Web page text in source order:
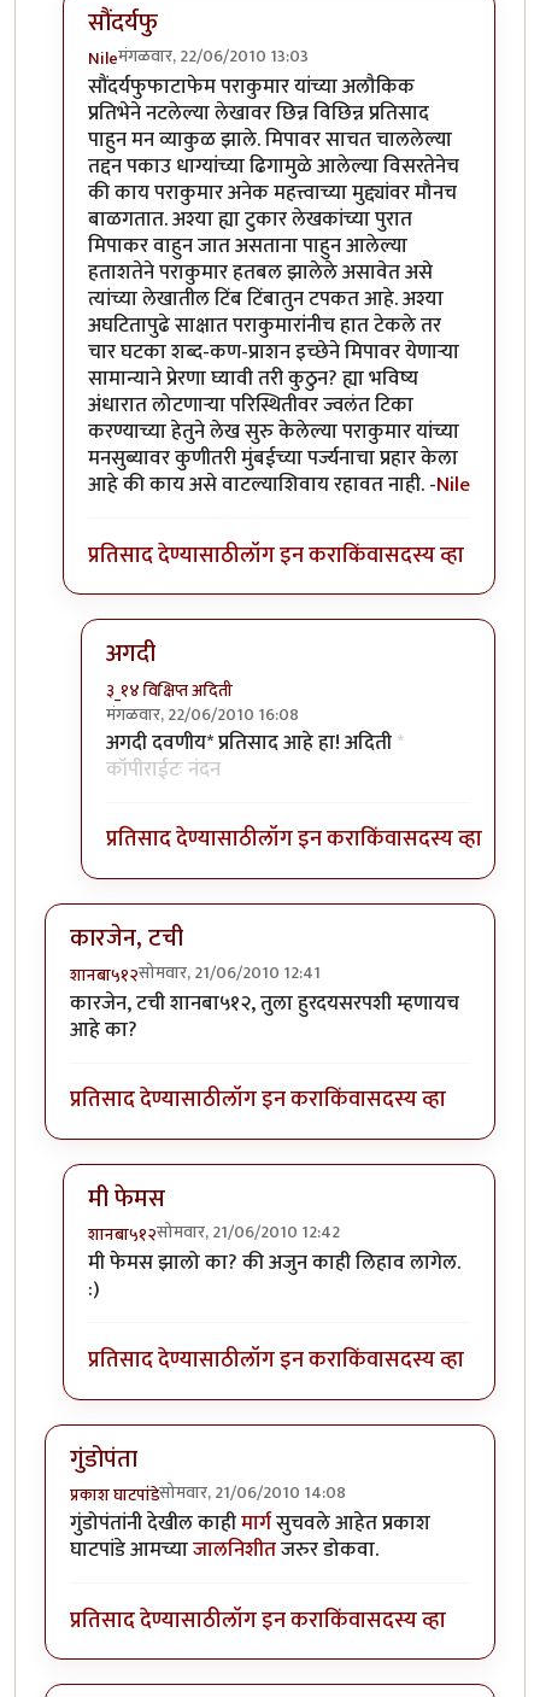
सौंदर्यफु
Nileमंगळवार, 22/06/2010 13:03
In reply toवाह!byसहज
सौंदर्यफुफाटाफेम पराकुमार यांच्या अलौकिक
प्रतिभेने नटलेल्या लेखावर छिन्न विछिन्न प्रतिसाद
पाहुन मन व्याकुळ झाले. मिपावर साचत चाललेल्या
तद्दन पकाउ धाग्यांच्या ढिगामुळे आलेल्या विसरतेनेच
की काय पराकुमार अनेक महत्त्वाच्या मुद्द्यांवर मौनच
बाळगतात. अश्या ह्या टुकार लेखकांच्या पुरात
मिपाकर वाहुन जात असताना पाहुन आलेल्या
हताशतेने पराकुमार हतबल झालेले असावेत असे
त्यांच्या लेखातील टिंब टिंबातुन टपकत आहे. अश्या
अघटितापुढे साक्षात पराकुमारांनीच हात टेकले तर
चार घटका शब्द-कण-प्राशन इच्छेने मिपावर येणार्‍या
सामान्याने प्रेरणा घ्यावी तरी कुठुन? ह्या भविष्य
अंधारात लोटणार्‍या परिस्थितीवर ज्वलंत टिका
करण्याच्या हेतुने लेख सुरु केलेल्या पराकुमार यांच्या
मनसुब्यावर कुणीतरी मुंबईच्या पर्ज्यनाचा प्रहार केला
आहे की काय असे वाटल्याशिवाय रहावत नाही. -Nile
प्रतिसाद देण्यासाठीलॉग इन कराकिंवासदस्य व्हा
अगदी
३_१४ विक्षिप्त अदिती
मंगळवार, 22/06/2010 16:08
In reply toसौंदर्यफुbyNile
अगदी दवणीय* प्रतिसाद आहे हा! अदिती*
कॉपीराईटः नंदन
प्रतिसाद देण्यासाठीलॉग इन कराकिंवासदस्य व्हा
कारजेन, टची
शानबा५१२सोमवार, 21/06/2010 12:41
कारजेन, टची शानबा५१२, तुला हुरदयसरपशी म्हणायच
आहे का?
प्रतिसाद देण्यासाठीलॉग इन कराकिंवासदस्य व्हा
मी फेमस
शानबा५१२सोमवार, 21/06/2010 12:42
In reply toकारजेन, टचीbyशानबा५१२
मी फेमस झालो का? की अजुन काही लिहाव लागेल.
:)
प्रतिसाद देण्यासाठीलॉग इन कराकिंवासदस्य व्हा
गुंडोपंता
प्रकाश घाटपांडेसोमवार, 21/06/2010 14:08
गुंडोपंतांनी देखील काहीमार्गसुचवले आहेत प्रकाश
घाटपांडे आमच्याजालनिशीतजरुर डोकवा.
प्रतिसाद देण्यासाठीलॉग इन कराकिंवासदस्य व्हा